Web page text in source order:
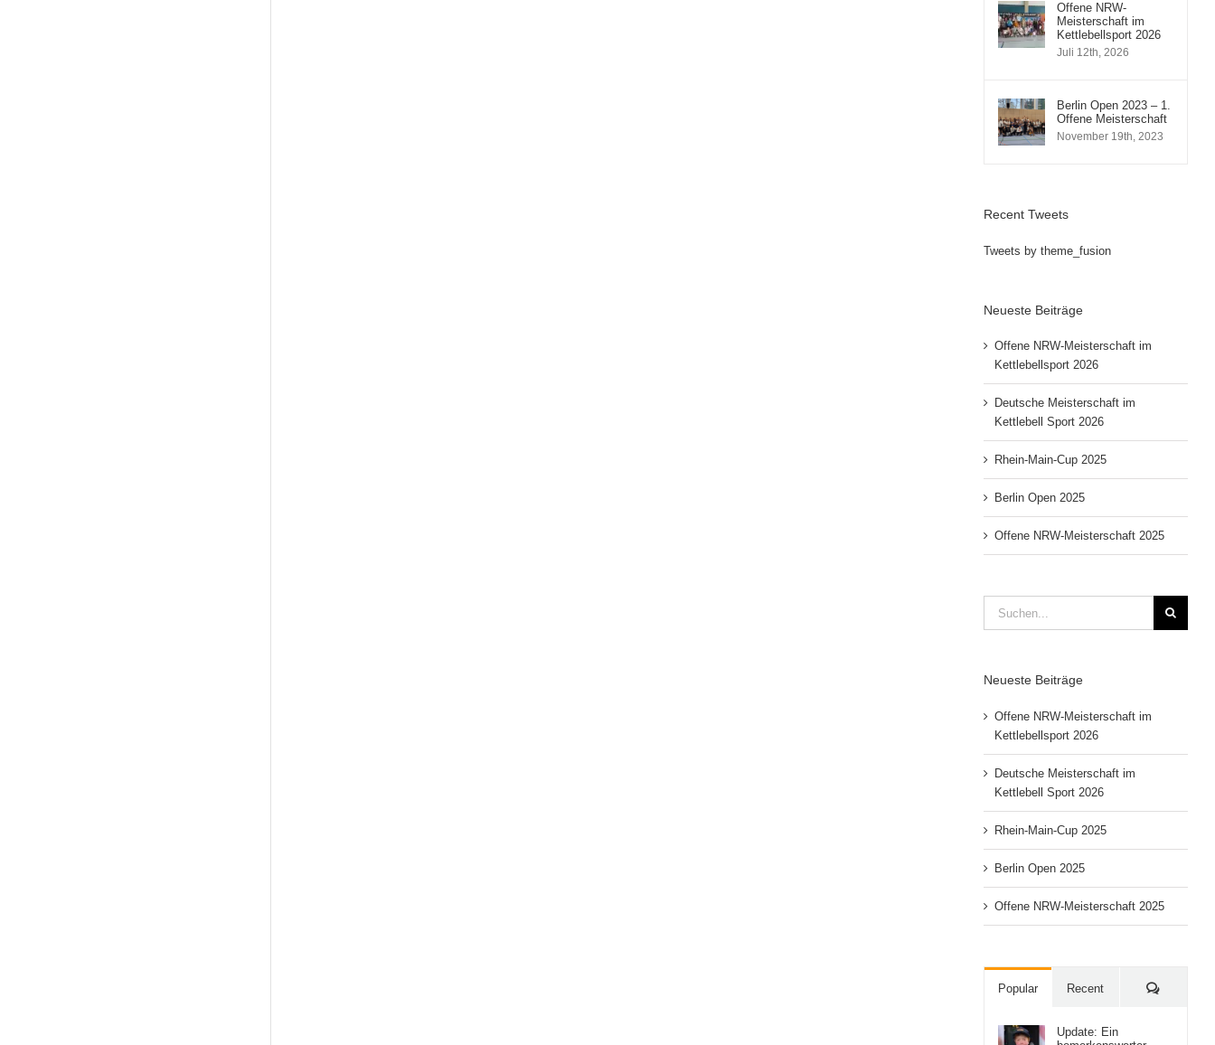
Offene NRW-
Meisterschaft im
Kettlebellsport 2026
Juli 12th, 2026
Berlin Open 2023 – 1.
Offene Meisterschaft
November 19th, 2023
Recent Tweets
Tweets by theme_fusion
Neueste Beiträge
Offene NRW-Meisterschaft im
Kettlebellsport 2026
Deutsche Meisterschaft im
Kettlebell Sport 2026
Rhein-Main-Cup 2025
Berlin Open 2025
Offene NRW-Meisterschaft 2025
Neueste Beiträge
Offene NRW-Meisterschaft im
Kettlebellsport 2026
Deutsche Meisterschaft im
Kettlebell Sport 2026
Rhein-Main-Cup 2025
Berlin Open 2025
Offene NRW-Meisterschaft 2025
Popular Recent
Update: Ein